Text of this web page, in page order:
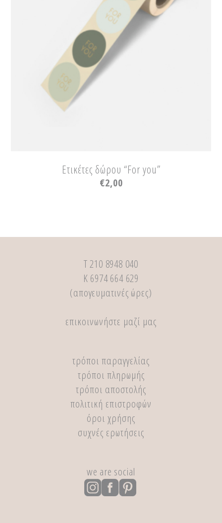
Ετικέτες δώρου “For you”
€2,00
Τ 210 8948 040
Κ 6974 664 629
(απογευματινές ώρες)
επικοινωνήστε μαζί μας
τρόποι παραγγελίας
τρόποι πληρωμής
τρόποι αποστολής
πολιτική επιστροφών
όροι χρήσης
συχνές ερωτήσεις
we are social